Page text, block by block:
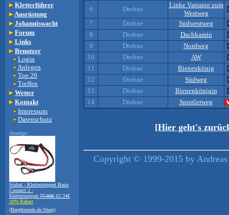
Kletterführer
Ausrüstung
Johanniswacht
Forum
Links
Benutzer
Login
Anlegen
Top 20
Treffen
Wetter
Kontakt
Impressum
Datenschutz
Anzeige:
Stubai - Klettersteigset Basic
Connect 2 -
Klettersteigset 77.93€ 62.34€
20% Rabatt
(Bergfreunde.de Shop)
6
Drohne
Linke Variante zum
Westweg
7
Drohne
Südwestweg
8
Drohne
Dachkamin
9
Drohne
Nordweg
10
Drohne
AW
11
Drohne
Bienenkönig
12
Drohne
Südweg
13
Drohne
Bienenkönigin
14
Drohne Sportlerweg
[Hier geht's
Copyright © 1999-2015 by